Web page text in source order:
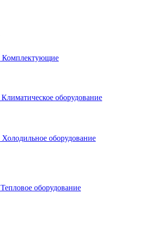
Комплектующие
Климатическое оборудование
Холодильное оборудование
Тепловое оборудование